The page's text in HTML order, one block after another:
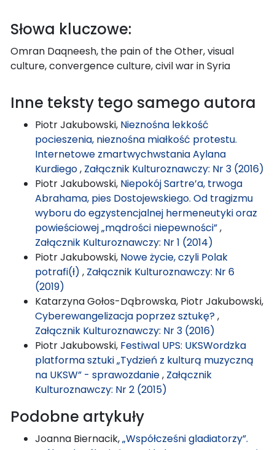
Słowa kluczowe:
Omran Daqneesh, the pain of the Other, visual
culture, convergence culture, civil war in Syria
Inne teksty tego samego autora
Piotr Jakubowski, Nieznośna lekkość
pocieszenia, nieznośna miałkość protestu.
Internetowe zmartwychwstania Aylana
Kurdiego, Załącznik Kulturoznawczy: Nr 3 (2016)
Piotr Jakubowski, Niepokój Sartre’a, trwoga
Abrahama, pies Dostojewskiego. Od tragizmu
wyboru do egzystencjalnej hermeneutyki oraz
powieściowej „mądrości niepewności”,
Załącznik Kulturoznawczy: Nr 1 (2014)
Piotr Jakubowski, Nowe życie, czyli Polak
potrafi(ł) , Załącznik Kulturoznawczy: Nr 6
(2019)
Katarzyna Gołos-Dąbrowska, Piotr Jakubowski,
Cyberewangelizacja poprzez sztukę?,
Załącznik Kulturoznawczy: Nr 3 (2016)
Piotr Jakubowski, Festiwal UPS: UKSWordzka
platforma sztuki „Tydzień z kulturą muzyczną
na UKSW” - sprawozdanie, Załącznik
Kulturoznawczy: Nr 2 (2015)
Podobne artykuły
Joanna Biernacik,„Współcześni gladiatorzy”.